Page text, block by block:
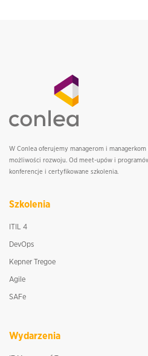
W Conlea oferujemy managerom i managerkom
możliwości rozwoju. Od meet-upów i
konferencje i certyfikowane szkolenia.
Szkolenia
ITIL 4
DevOps
Kepner Tregoe
Agile
SAFe
Wydarzenia